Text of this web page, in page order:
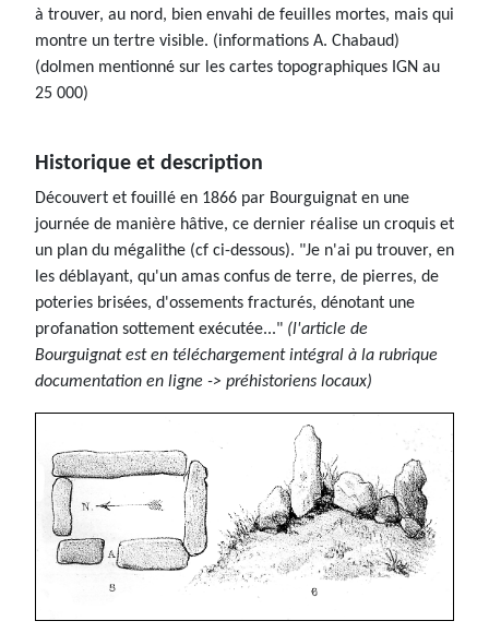
à trouver, au nord, bien envahi de feuilles mortes, mais qui
montre un tertre visible. (informations A. Chabaud)
(dolmen mentionné sur les cartes topographiques IGN au
25 000)
Historique et description
Découvert et fouillé en 1866 par Bourguignat en une
journée de manière hâtive, ce dernier réalise un croquis et
un plan du mégalithe (cf ci-dessous). "Je n'ai pu trouver, en
les déblayant, qu'un amas confus de terre, de pierres, de
poteries brisées, d'ossements fracturés, dénotant une
profanation sottement exécutée..." (l'article de
Bourguignat est en téléchargement intégral à la rubrique
documentation en ligne -> préhistoriens locaux)